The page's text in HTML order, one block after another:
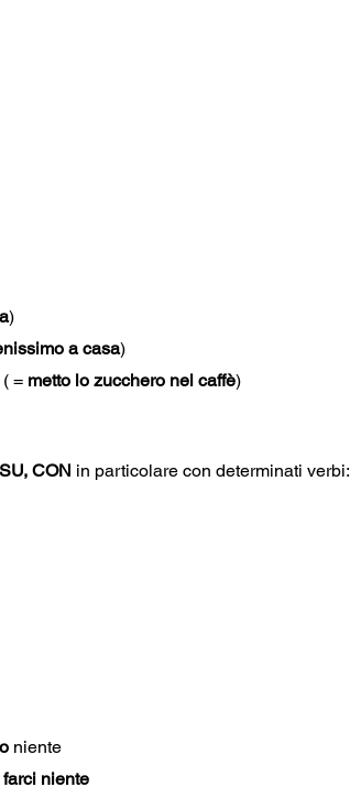
)
a casa)
( = metto lo zucchero nel caffè)
CON in particolare con determinati verbi:
niente
farci niente